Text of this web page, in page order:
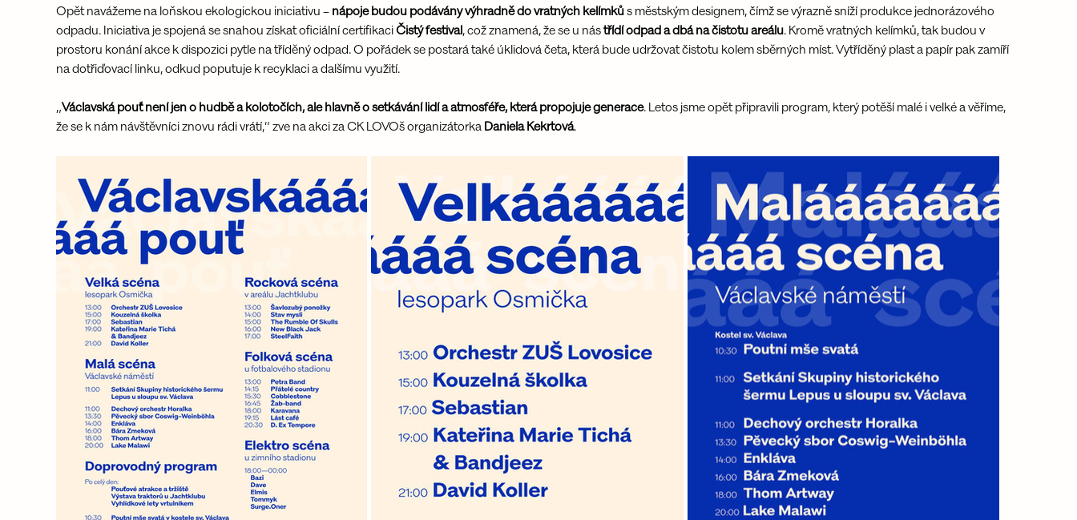
Opět navážeme na loňskou ekologickou iniciativu – nápoje budou podávány výhradně do vratných kelímků s městským designem, čímž se výrazně sníží produkce jednorázového
odpadu. Iniciativa je spojená se snahou získat oficiální certifikaci Čistý festival, což znamená, že se u nás třídí odpad a dbá na čistotu areálu. Kromě vratných kelímků, tak budou v
prostoru konání akce k dispozici pytle na tříděný odpad. O pořádek se postará také úklidová četa, která bude udržovat čistotu kolem sběrných míst. Vytříděný plast a papír pak zamíří
na dotřiďovací linku, odkud poputuje k recyklaci a dalšímu využití.
„Václavská pouť není jen o hudbě a kolotočích, ale hlavně o setkávání lidí a atmosféře, která propojuje generace. Letos jsme opět připravili program, který potěší malé i velké a věříme,
že se k nám návštěvníci znovu rádi vrátí,“ zve na akci za CK LOVOš organizátorka Daniela Kekrtová.